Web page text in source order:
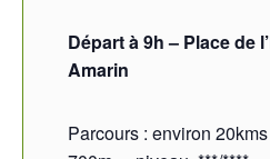
Départ à 9h – Place de
Amarin
Parcours : environ